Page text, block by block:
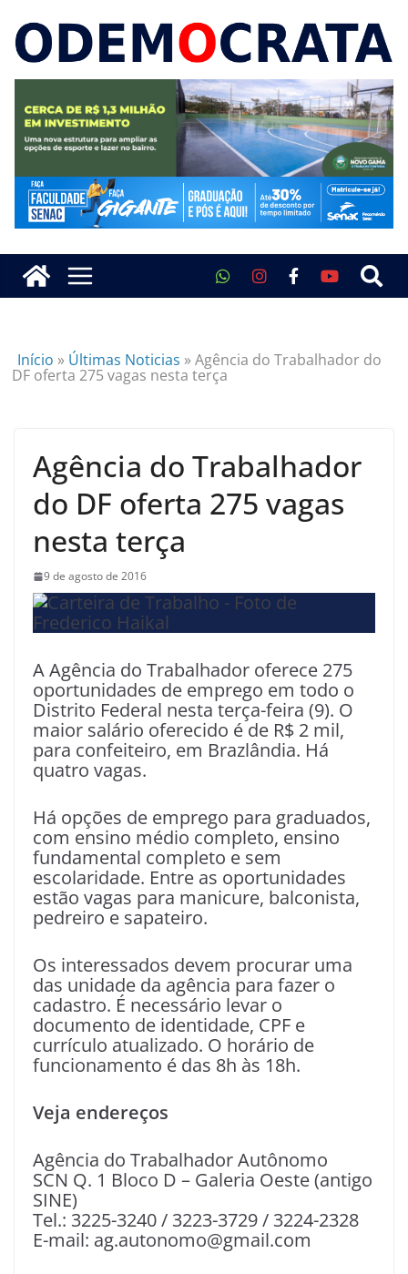
Início » Últimas Noticias »Agência do Trabalhador do
DF oferta 275 vagas nesta terça
Agência do Trabalhador
do DF oferta 275 vagas
nesta terça
9 de agosto de 2016
A Agência do Trabalhador oferece 275
oportunidades de emprego em todo o
Distrito Federal nesta terça-feira (9). O
maior salário oferecido é de R$ 2 mil,
para confeiteiro, em Brazlândia. Há
quatro vagas.
Há opções de emprego para graduados,
com ensino médio completo, ensino
fundamental completo e sem
escolaridade. Entre as oportunidades
estão vagas para manicure, balconista,
pedreiro e sapateiro.
Os interessados devem procurar uma
das unidade da agência para fazer o
cadastro. É necessário levar o
documento de identidade, CPF e
currículo atualizado. O horário de
funcionamento é das 8h às 18h.
Veja endereços
Agência do Trabalhador Autônomo
SCN Q. 1 Bloco D – Galeria Oeste (antigo
SINE)
Tel.: 3225-3240 / 3223-3729 / 3224-2328
E-mail: ag.autonomo@gmail.com